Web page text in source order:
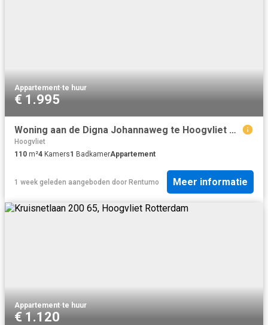
Appartement·te huur
€ 1.995
Woning aan de Digna Johannaweg te Hoogvliet Rotterdam
Hoogvliet
110 m²4 Kamers1 BadkamerAppartement
1 week geleden aangeboden door Rentumo Meer informatie
Appartement·te huur
€ 1.120